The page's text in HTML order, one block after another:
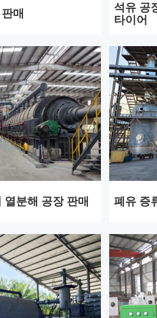
매
석유 공
타이어
분해 공장 판매 폐유 증